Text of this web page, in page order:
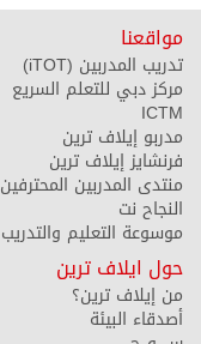
مواقعنا
تدريب المدربين (iTOT)
مركز دبي للتعلم السريع
ICTM
مدربو إيلاف ترين
فرنشايز إيلاف ترين
منتدى المدربين المحترفين
النجاح نت
موسوعة التعليم والتدريب
حول ايلاف ترين
من إيلاف ترين؟
أصدقاء البيئة